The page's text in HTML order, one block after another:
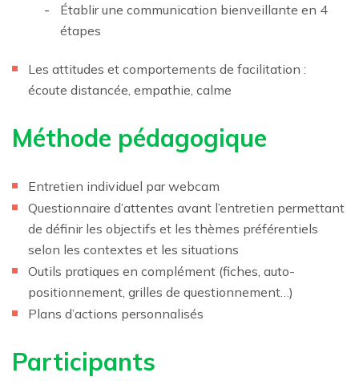
Établir une communication bienveillante en 4
étapes
Les attitudes et comportements de facilitation :
écoute distancée, empathie, calme
Méthode pédagogique
Entretien individuel par webcam
Questionnaire d’attentes avant l’entretien permettant
de définir les objectifs et les thèmes préférentiels
selon les contextes et les situations
Outils pratiques en complément (fiches, auto-
positionnement, grilles de questionnement…)
Plans d’actions personnalisés
Participants